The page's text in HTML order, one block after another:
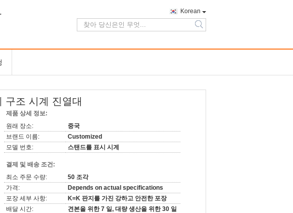
Korean
search
구조 시계 진열대
제품 상세 정보:
원래 장소:
중국
브랜드 이름:
Customized
모델 번호:
스탠드를 표시 시계
결제 및 배송 조건:
최소 주문 수량:
50 조각
가격:
Depends on actual specifications
포장 세부 사항:
K=K 판지를 가진 강하고 안전한 포장
배달 시간:
견본을 위한 7 일, 대량 생산을 위한 30 일